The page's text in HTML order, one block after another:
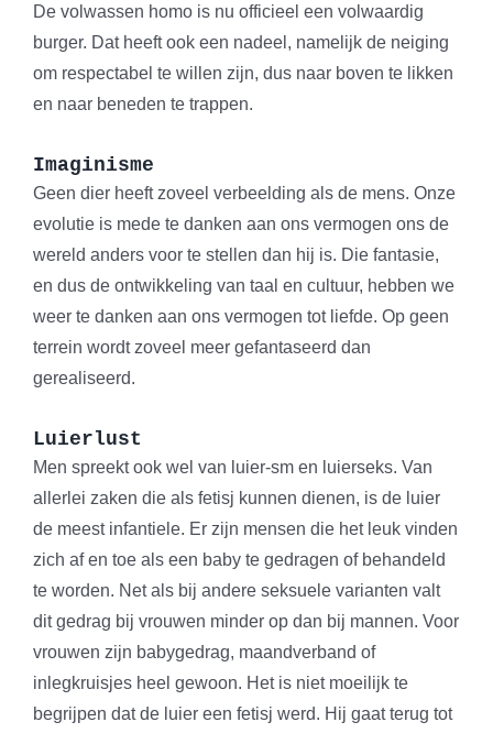
De volwassen homo is nu officieel een volwaardig
burger. Dat heeft ook een nadeel, namelijk de neiging
om respectabel te willen zijn, dus naar boven te likken
en naar beneden te trappen.
Imaginisme
Geen dier heeft zoveel verbeelding als de mens. Onze
evolutie is mede te danken aan ons vermogen ons de
wereld anders voor te stellen dan hij is. Die fantasie,
en dus de ontwikkeling van taal en cultuur, hebben we
weer te danken aan ons vermogen tot liefde. Op geen
terrein wordt zoveel meer gefantaseerd dan
gerealiseerd.
Luierlust
Men spreekt ook wel van luier-sm en luierseks. Van
allerlei zaken die als fetisj kunnen dienen, is de luier
de meest infantiele. Er zijn mensen die het leuk vinden
zich af en toe als een baby te gedragen of behandeld
te worden. Net als bij andere seksuele varianten valt
dit gedrag bij vrouwen minder op dan bij mannen. Voor
vrouwen zijn babygedrag, maandverband of
inlegkruisjes heel gewoon. Het is niet moeilijk te
begrijpen dat de luier een fetisj werd. Hij gaat terug tot